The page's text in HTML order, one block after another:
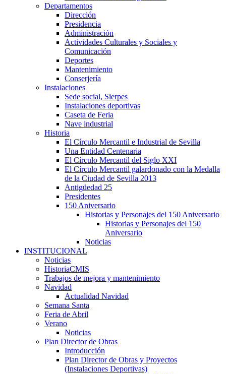
Departamentos
Dirección
Presidencia
Administración
Actividades Culturales y Sociales y
Comunicación
Deportes
Mantenimiento
Conserjería
Instalaciones
Sede social, Sierpes
Instalaciones deportivas
Caseta de Feria
Nave industrial
Historia
El Círculo Mercantil e Industrial de Sevilla
Una Entidad Centenaria
El Círculo Mercantil del Siglo XXI
El Círculo Mercantil galardonado con la Medalla
de la Ciudad de Sevilla 2013
Antigüedad 25
Presidentes
150 Aniversario
Historias y Personajes del 150 Aniversario
Historias y Personajes del 150
Aniversario
Noticias
INSTITUCIONAL
Noticias
HistoriaCMIS
Trabajos de mejora y mantenimiento
Navidad
Actualidad Navidad
Semana Santa
Feria de Abril
Verano
Noticias
Plan Director de Obras
Introducción
Plan Director de Obras y Proyectos
(Instalaciones Deportivas)